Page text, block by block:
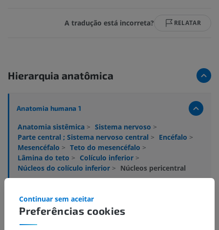
A tradução está incorreta? RELATAR
Hierarquia anatômica
Anatomia humana 1
Anatomia sistêmica > Sistema nervoso >
Parte central ; Sistema nervoso central > Encéfalo >
Mesencéfalo > Teto do mesencéfalo >
Lâmina do teto > Colículo inferior >
Núcleos do colículo inferior > Núcleos pericentral
subjacente para esta parte anatômica
Preferências cookies
Continuar sem aceitar